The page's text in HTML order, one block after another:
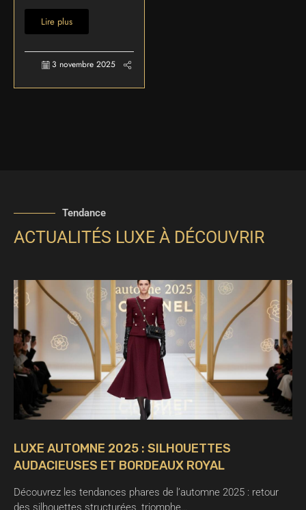
Lire plus
3 novembre 2025
Tendance
ACTUALITÉS LUXE À DÉCOUVRIR
LUXE AUTOMNE 2025 : SILHOUETTES
AUDACIEUSES ET BORDEAUX ROYAL
Découvrez les tendances phares de l’automne 2025 : retour
des silhouettes structurées, triomphe…